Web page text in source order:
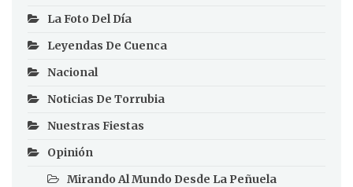
La Foto Del Día
Leyendas De Cuenca
Nacional
Noticias De Torrubia
Nuestras Fiestas
Opinión
Mirando Al Mundo Desde La Peñuela